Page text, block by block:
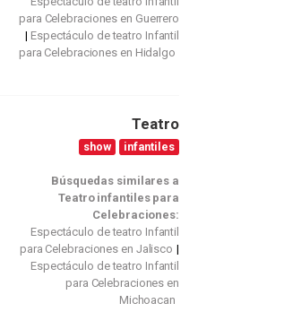
para Celebraciones en Guerrero
Espectáculo de teatro Infantil
para Celebraciones en Hidalgo
Teatro
show infantiles
Búsquedas similares a
Teatro infantiles para
Celebraciones:
Espectáculo de teatro Infantil
para Celebraciones en Jalisco
Espectáculo de teatro Infantil
para Celebraciones en
Michoacan